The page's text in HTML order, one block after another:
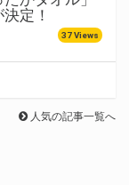
定！
37 Views
人気の記事一覧へ